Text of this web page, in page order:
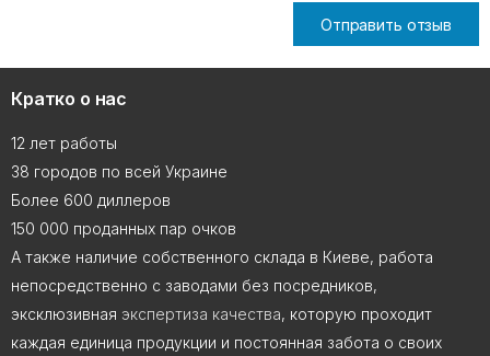
Отправить отзыв
Кратко о нас
12 лет работы
38 городов по всей Украине
Более 600 диллеров
150 000 проданных пар очков
А также наличие собственного склада в Киеве, работа
непосредственно с заводами без посредников,
эксклюзивная экспертиза качества, которую проходит
каждая единица продукции и постоянная забота о своих